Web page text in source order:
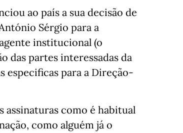
ao país a sua decisão de
Sérgio para a
institucional (o
das partes interessadas da
especificas para a Direção-
como é habitual
como alguém já o